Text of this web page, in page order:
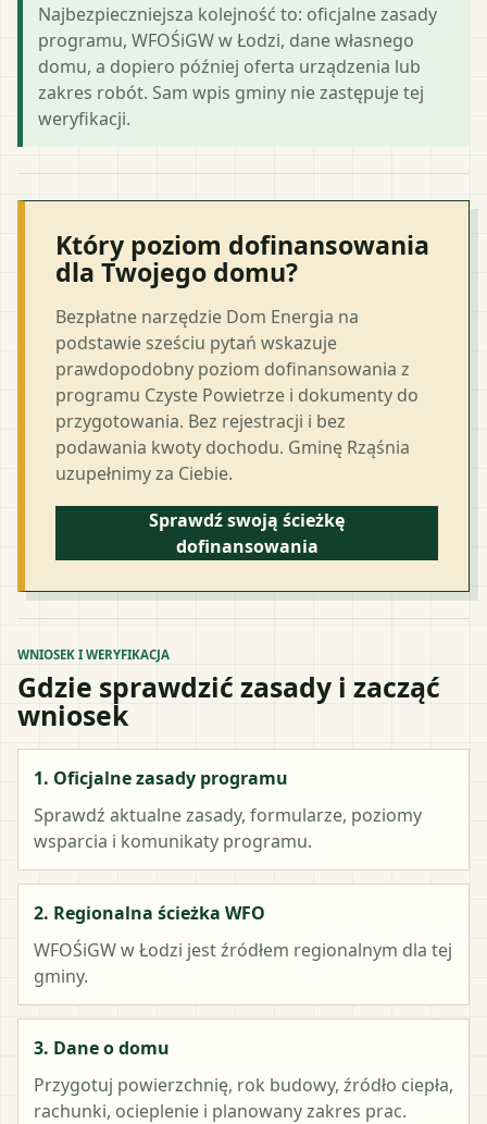
Najbezpieczniejsza kolejność to: oficjalne zasady
programu, WFOŚiGW w Łodzi, dane własnego
domu, a dopiero później oferta urządzenia lub
zakres robót. Sam wpis gminy nie zastępuje tej
weryfikacji.
Który poziom dofinansowania
dla Twojego domu?
Bezpłatne narzędzie Dom Energia na
podstawie sześciu pytań wskazuje
prawdopodobny poziom dofinansowania z
programu Czyste Powietrze i dokumenty do
przygotowania. Bez rejestracji i bez
podawania kwoty dochodu. Gminę Rząśnia
uzupełnimy za Ciebie.
Sprawdź swoją ścieżkę
dofinansowania
WNIOSEK I WERYFIKACJA
Gdzie sprawdzić zasady i zacząć
wniosek
1. Oficjalne zasady programu
Sprawdź aktualne zasady, formularze, poziomy
wsparcia i komunikaty programu.
2. Regionalna ścieżka WFO
WFOŚiGW w Łodzi jest źródłem regionalnym dla tej
gminy.
3. Dane o domu
Przygotuj powierzchnię, rok budowy, źródło ciepła,
rachunki, ocieplenie i planowany zakres prac.